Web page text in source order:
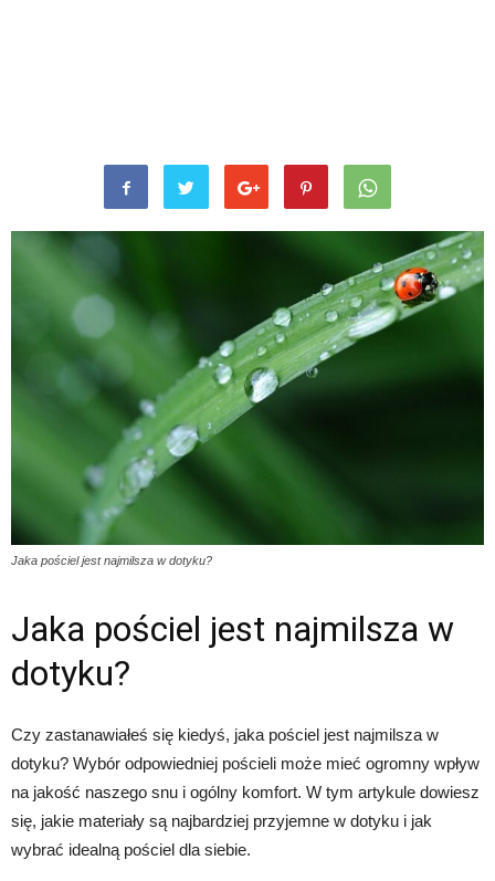
Jaka pościel jest najmilsza w dotyku?
Jaka pościel jest najmilsza w
dotyku?
Czy zastanawiałeś się kiedyś, jaka pościel jest najmilsza w
dotyku? Wybór odpowiedniej pościeli może mieć ogromny wpływ
na jakość naszego snu i ogólny komfort. W tym artykule dowiesz
się, jakie materiały są najbardziej przyjemne w dotyku i jak
wybrać idealną pościel dla siebie.